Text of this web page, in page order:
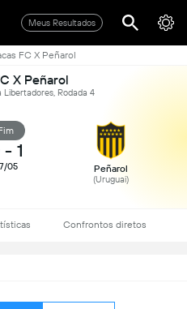
Meus Resultados
FC X Peñarol
X Peñarol
Libertadores, Rodada 4
- 1
05 Peñarol
(Uruguai)
Confrontos diretos